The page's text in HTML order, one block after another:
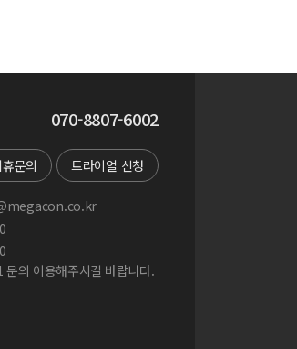
070-8807-6002
문의 트라이얼 신청
문의 이용해주시길 바랍니다.